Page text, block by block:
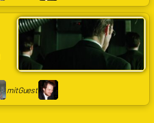
mitGuest